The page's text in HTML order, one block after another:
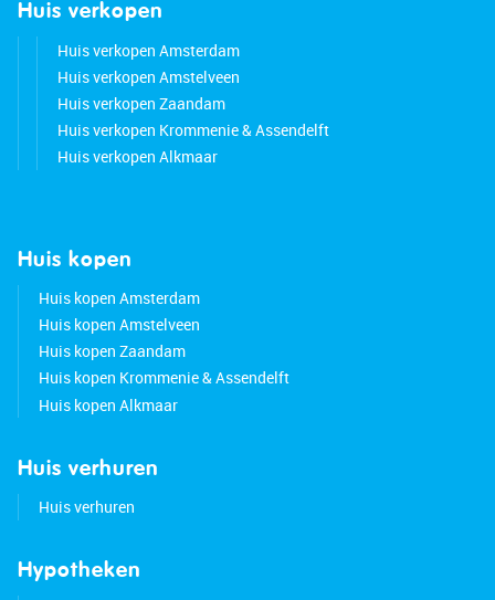
Huis verkopen
Huis verkopen Amsterdam
Huis verkopen Amstelveen
Huis verkopen Zaandam
Huis verkopen Krommenie & Assendelft
Huis verkopen Alkmaar
Huis kopen
Huis kopen Amsterdam
Huis kopen Amstelveen
Huis kopen Zaandam
Huis kopen Krommenie & Assendelft
Huis kopen Alkmaar
Huis verhuren
Huis verhuren
Hypotheken